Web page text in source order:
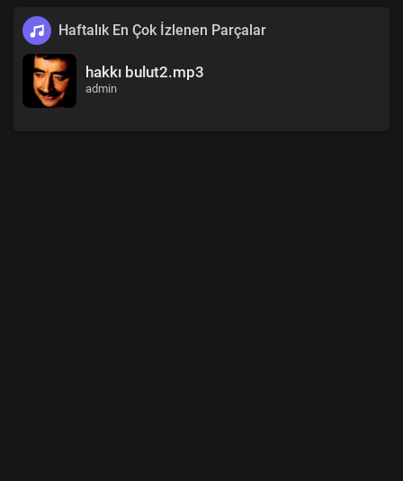
Haftalık En Çok İzlenen Parçalar
hakkı bulut2.mp3
admin